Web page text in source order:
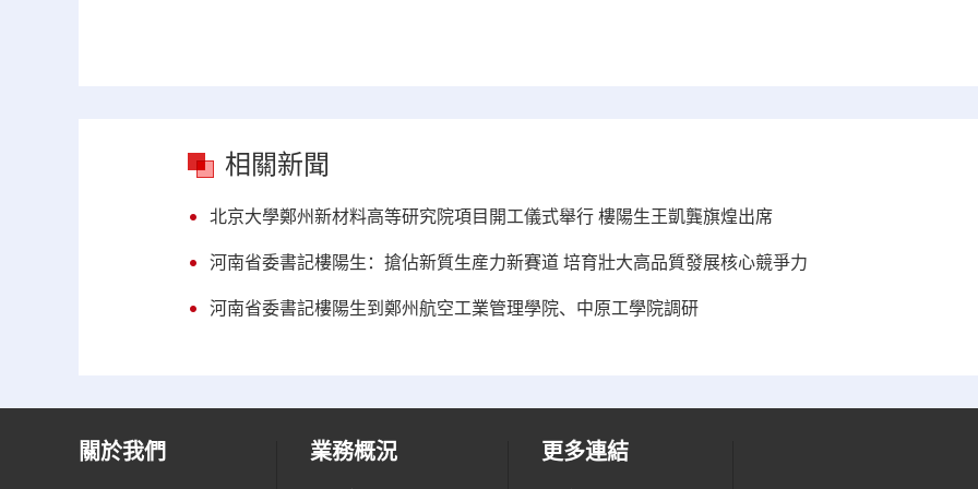
相關新聞
北京大學鄭州新材料高等研究院項目開工儀式舉行 樓陽生王凱龔旗煌出席
河南省委書記樓陽生：搶佔新質生産力新賽道 培育壯大高品質發展核心競爭力
河南省委書記樓陽生到鄭州航空工業管理學院、中原工學院調研
關於我們 業務概況 更多連結